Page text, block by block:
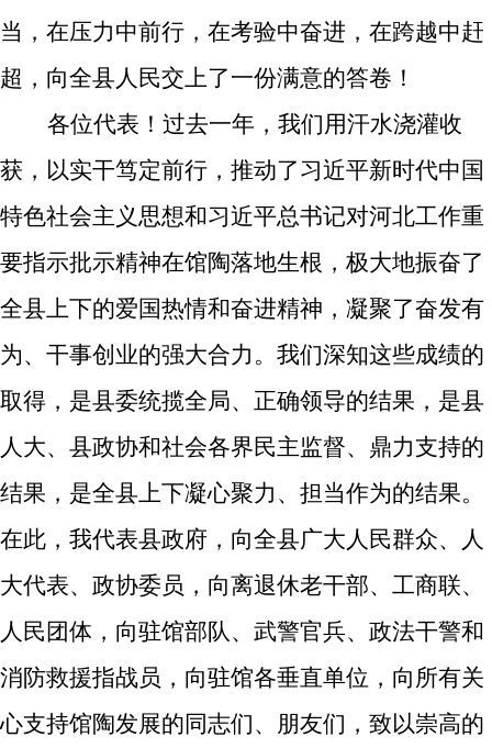
当，在压力中前行，在考验中奋进，在跨越中赶
超，向全县人民交上了一份满意的答卷！
各位代表！过去一年，我们用汗水浇灌收
获，以实干笃定前行，推动了习近平新时代中国
特色社会主义思想和习近平总书记对河北工作重
要指示批示精神在馆陶落地生根， 极大地振奋了
全县上下的爱国热情和奋进精神，凝聚了奋发有
为、干事创业的强大合力。 我们深知这些成绩的
取得，是县委统揽全局、正确领导的结果，是县
人大、县政协和社会各界民主监督、鼎力支持的
结果，是全县上下凝心聚力、担当作为的结果。
在此，我代表县政府，向全县广大人民群众、人
大代表、政协委员，向离退休老干部、工商联、
人民团体，向驻馆部队、武警官兵、政法干警和
消防救援指战员，向驻馆各垂直单位，向所有关
心支持馆陶发展的同志们、朋友们，致以崇高的